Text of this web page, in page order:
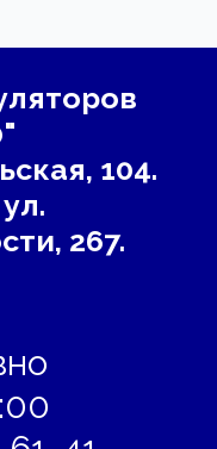
104.
267.